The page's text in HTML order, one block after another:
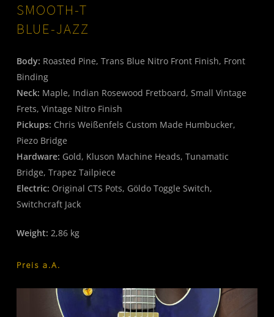
SMOOTH-T
BLUE-JAZZ
Body: Roasted Pine, Trans Blue Nitro Front Finish, Front
Binding
Neck: Maple, Indian Rosewood Fretboard, Small Vintage
Frets, Vintage Nitro Finish
Pickups: Chris Weißenfels Custom Made Humbucker,
Piezo Bridge
Hardware: Gold, Kluson Machine Heads, Tunamatic
Bridge, Trapez Tailpiece
Electric: Original CTS Pots, Göldo Toggle Switch,
Switchcraft Jack
Weight: 2,86 kg
Preis a.A.